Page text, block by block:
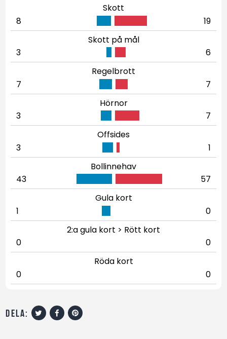
Skott
8
19
Skott på mål
3
6
Regelbrott
7
7
Hörnor
3
7
Offsides
3
1
Bollinnehav
43
57
Gula kort
1
0
2:a gula kort > Rött kort
0
0
Röda kort
0
0
dela: